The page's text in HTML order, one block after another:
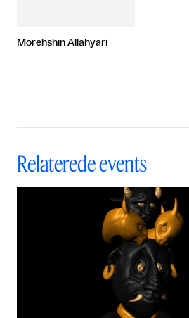
Morehshin Allahyari
Relaterede events